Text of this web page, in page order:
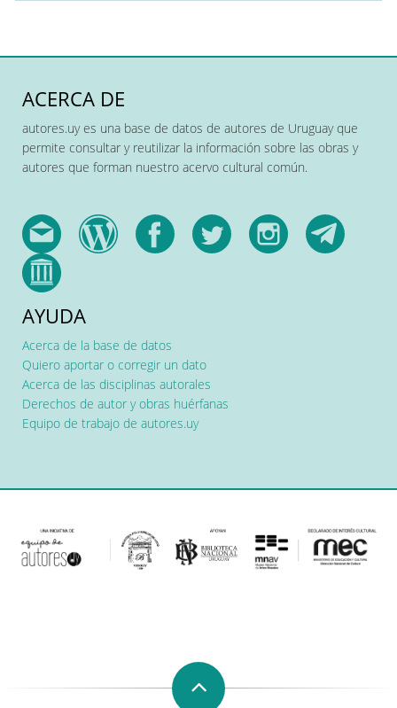
ACERCA DE
autores.uy es una base de datos de autores de Uruguay que
permite consultar y reutilizar la información sobre las obras y
autores que forman nuestro acervo cultural común.
AYUDA
Acerca de la base de datos
Quiero aportar o corregir un dato
Acerca de las disciplinas autorales
Derechos de autor y obras huérfanas
Equipo de trabajo de autores.uy